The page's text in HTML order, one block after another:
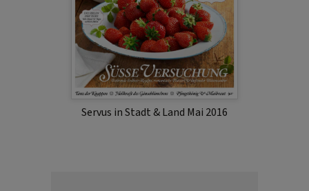
Servus in Stadt & Land Mai 2016